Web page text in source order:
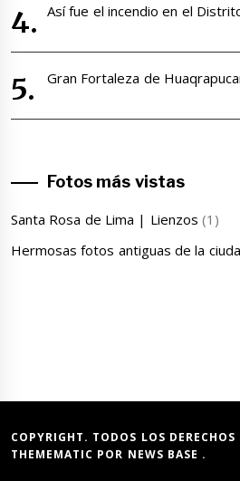
Así fue el incendio en el
Gran Fortaleza de
Fotos más vistas
Santa Rosa de Lima | Lienzos (1)
Hermosas fotos antiguas de la
COPYRIGHT. TODOS LOS DERECHOS
THEMEMATIC POR NEWS BASE .